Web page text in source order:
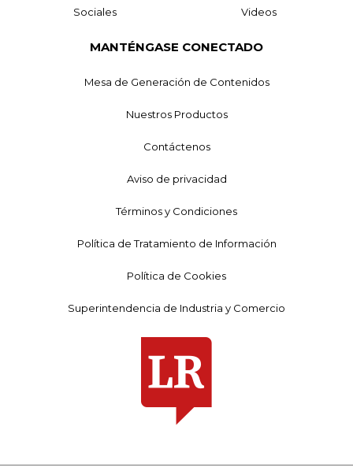
Sociales Videos
MANTÉNGASE CONECTADO
Mesa de Generación de Contenidos
Nuestros Productos
Contáctenos
Aviso de privacidad
Términos y Condiciones
Política de Tratamiento de Información
Política de Cookies
Superintendencia de Industria y Comercio